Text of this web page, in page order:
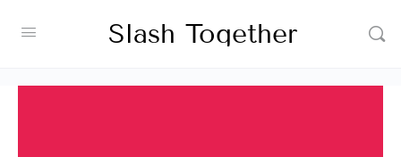
Slash Together